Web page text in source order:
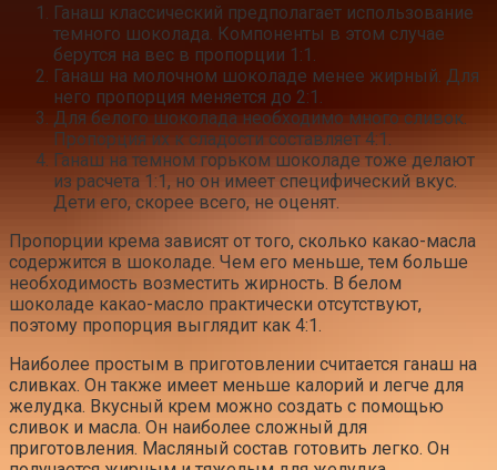
Ганаш классический предполагает использование
темного шоколада. Компоненты в этом случае
берутся на вес в пропорции 1:1.
Ганаш на молочном шоколаде менее жирный. Для
него пропорция меняется до 2:1.
Для белого шоколада необходимо много сливок.
Пропорция их к сладости составляет 4:1.
Ганаш на темном горьком шоколаде тоже делают
из расчета 1:1, но он имеет специфический вкус.
Дети его, скорее всего, не оценят.
Пропорции крема зависят от того, сколько какао-масла
содержится в шоколаде. Чем его меньше, тем больше
необходимость возместить жирность. В белом
шоколаде какао-масло практически отсутствуют,
поэтому пропорция выглядит как 4:1.
Наиболее простым в приготовлении считается ганаш на
сливках. Он также имеет меньше калорий и легче для
желудка. Вкусный крем можно создать с помощью
сливок и масла. Он наиболее сложный для
приготовления. Масляный состав готовить легко. Он